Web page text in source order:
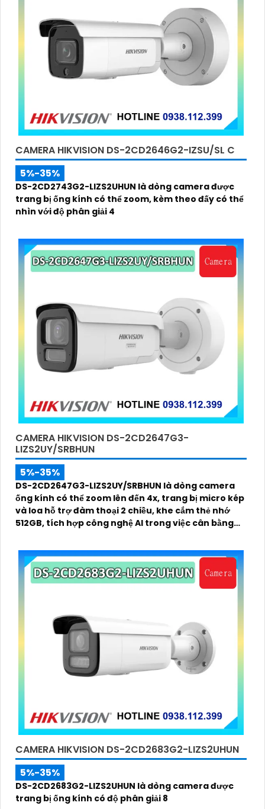
CAMERA HIKVISION DS-2CD2646G2-IZSU/SL C
5%-35%
DS-2CD2743G2-LIZS2UHUN là dòng camera được
trang bị ống kính có thể zoom, kèm theo đấy có thể
nhìn với độ phân giải 4
CAMERA HIKVISION DS-2CD2647G3-
LIZS2UY/SRBHUN
5%-35%
DS-2CD2647G3-LIZS2UY/SRBHUN là dòng camera
ống kính có thể zoom lên đến 4x, trang bị micro kép
và loa hỗ trợ đàm thoại 2 chiều, khe cắm thẻ nhớ
512GB, tích hợp công nghệ AI trong việc cân bằng
độ phân giải 4
CAMERA HIKVISION DS-2CD2683G2-LIZS2UHUN
5%-35%
DS-2CD2683G2-LIZS2UHUN là dòng camera được
trang bị ống kính có độ phân giải 8